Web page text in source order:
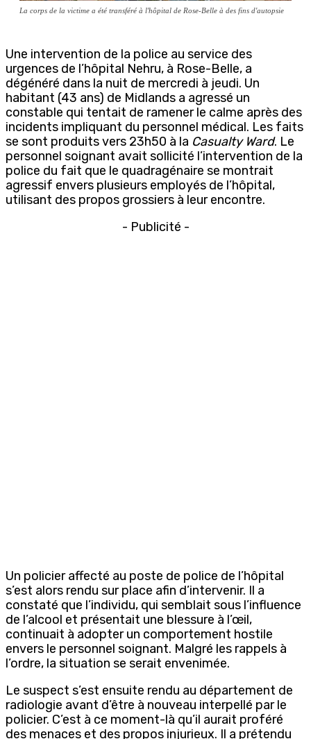
La corps de la victime a été transféré à l'hôpital de Rose-Belle à des fins d'autopsie
Une intervention de la police au service des
urgences de l’hôpital Nehru, à Rose-Belle, a
dégénéré dans la nuit de mercredi à jeudi. Un
habitant (43 ans) de Midlands a agressé un
constable qui tentait de ramener le calme après des
incidents impliquant du personnel médical. Les faits
se sont produits vers 23h50 à la Casualty Ward. Le
personnel soignant avait sollicité l’intervention de la
police du fait que le quadragénaire se montrait
agressif envers plusieurs employés de l’hôpital,
utilisant des propos grossiers à leur encontre.
- Publicité -
Un policier affecté au poste de police de l’hôpital
s’est alors rendu sur place afin d’intervenir. Il a
constaté que l’individu, qui semblait sous l’influence
de l’alcool et présentait une blessure à l’œil,
continuait à adopter un comportement hostile
envers le personnel soignant. Malgré les rappels à
l’ordre, la situation se serait envenimée.
Le suspect s’est ensuite rendu au département de
radiologie avant d’être à nouveau interpellé par le
policier. C’est à ce moment-là qu’il aurait proféré
des menaces et des propos injurieux. Il a prétendu